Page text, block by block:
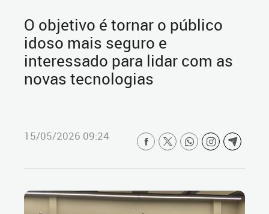
O objetivo é tornar o público
idoso mais seguro e
interessado para lidar com as
novas tecnologias
15/05/2026 09:24